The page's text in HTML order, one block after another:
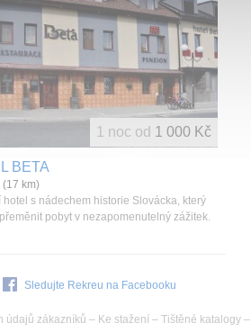
BETA
km)
hotel s nádechem historie Slovácka, který
pobyt v nezapomenutelný zážitek.
1 noc od 1 000 Kč
Sledujte Rekreu na Facebooku
údajů zákazníků – Ke stažení – Tištěné katalogy–